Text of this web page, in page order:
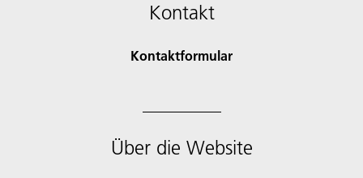
Kontakt
Kontaktformular
Über die Website